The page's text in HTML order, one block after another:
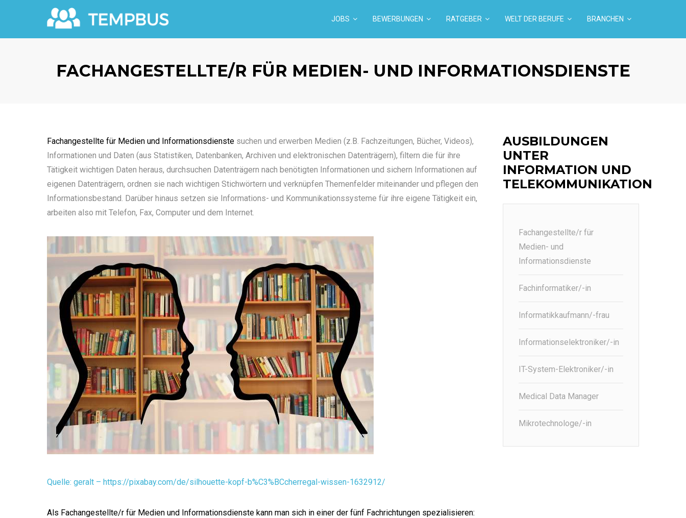
JOBS BEWERBUNGEN RATGEBER WELT DER BERUFE BRANCHEN
FACHANGESTELLTE/R FÜR MEDIEN- UND INFORMATIONSDIENSTE
Fachangestellte für Medien und Informationsdienste suchen und erwerben Medien (z.B. Fachzeitungen, Bücher, Videos),
Informationen und Daten (aus Statistiken, Datenbanken, Archiven und elektronischen Datenträgern), filtern die für ihre
Tätigkeit wichtigen Daten heraus, durchsuchen Datenträgern nach benötigten Informationen und sichern Informationen auf
eigenen Datenträgern, ordnen sie nach wichtigen Stichwörtern und verknüpfen Themenfelder miteinander und pflegen den
Informationsbestand. Darüber hinaus setzen sie Informations- und Kommunikationssysteme für ihre eigene Tätigkeit ein,
arbeiten also mit Telefon, Fax, Computer und dem Internet.
Quelle: geralt – https://pixabay.com/de/silhouette-kopf-b%C3%BCcherregal-wissen-1632912/
Als Fachangestellte/r für Medien und Informationsdienste kann man sich in einer der fünf Fachrichtungen spezialisieren:
AUSBILDUNGEN
UNTER
INFORMATION UND
TELEKOMMUNIKATION
Fachangestellte/r für
Medien- und
Informationsdienste
Fachinformatiker/-in
Informatikkaufmann/-frau
Informationselektroniker/-in
IT-System-Elektroniker/-in
Medical Data Manager
Mikrotechnologe/-in